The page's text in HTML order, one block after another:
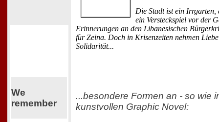
We
remember
Die Stadt ist ein Irrgarten,
ein Versteckspiel vor der
Erinnerungen an den Libanesischen
für Zeina. Doch in Krisenzeiten nehmen
Solidarität...
...besondere Formen an - so wie
kunstvollen Graphic Novel: